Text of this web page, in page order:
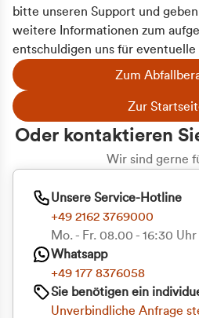
bitte unseren Support und
weitere Informationen zum
entschuldigen uns für
Zum
Zur
Oder kontaktieren
Wir sind gerne
Unsere Service-Hotline
+49 2162 3769000
Mo. - Fr. 08.00 - 16:30 Uhr
Whatsapp
+49 177 8376058
Sie benötigen ein
Unverbindliche Anfrage